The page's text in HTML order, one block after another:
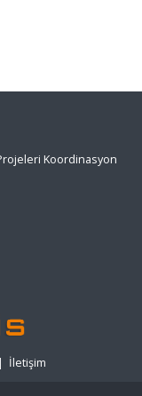
Koordinasyon
| İletişim